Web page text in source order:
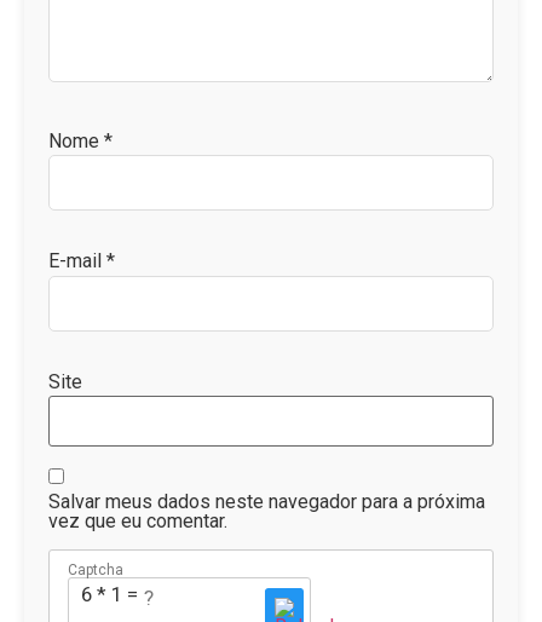
Nome *
E-mail *
Site
Salvar meus dados neste navegador para a próxima
vez que eu comentar.
Captcha
6 * 1 = ?